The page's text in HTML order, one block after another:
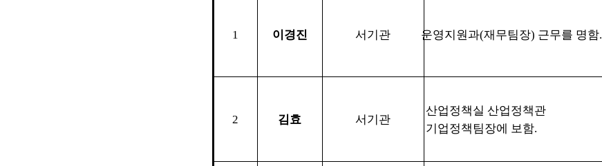
1 이경진 서기관 운영지원과(재무팀장) 근무를 명함.
2 김효 서기관
산업정책실 산업정책관
기업정책팀장에 보함.